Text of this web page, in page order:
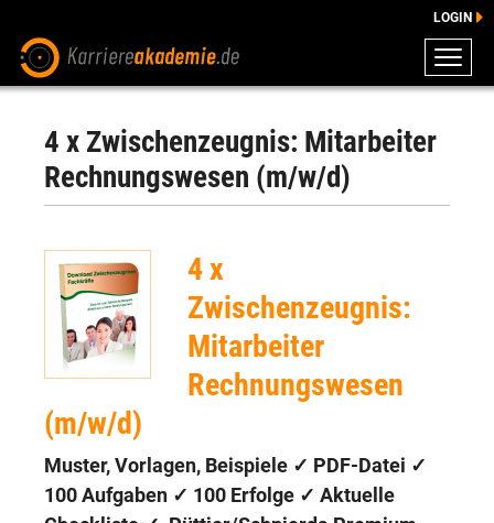
DOWNLOADS
ENGLISCHE DOWNLOADS
BERATUNG
LOGIN
4 x Zwischenzeugnis: Mitarbeiter
Rechnungswesen (m/w/d)
4 x
Zwischenzeugnis:
Mitarbeiter
Rechnungswesen
(m/w/d)
Muster, Vorlagen, Beispiele ✓ PDF-Datei ✓
100 Aufgaben ✓ 100 Erfolge ✓ Aktuelle